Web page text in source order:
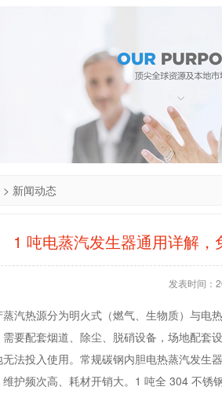
> 新闻动态
1 吨电蒸汽发生器通用详解
发表时间：
汽热源分为明火式（燃气、生物质）与电
要配套烟道、除尘、脱硝设备，场地配套
法投入使用。常规碳钢内胆电热蒸汽发生
护频次高、耗材开销大。1 吨全 304 不